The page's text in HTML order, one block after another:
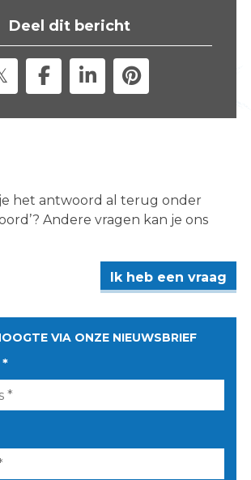
Deel dit bericht
het antwoord al terug onder
Andere vragen kan je ons
Ik heb een vraag
VIA ONZE NIEUWSBRIEF